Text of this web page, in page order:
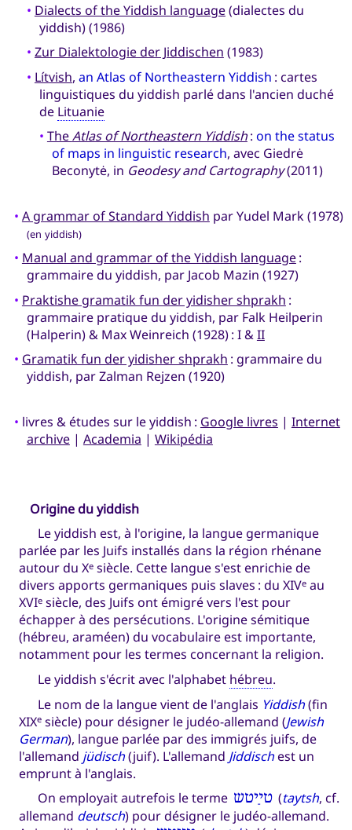
• Dialects of the Yiddish language(dialectes du
yiddish) (1986)
• Zur Dialektologie der Jiddischen (1983)
• Lítvish, an Atlas of Northeastern Yiddish : cartes
linguistiques du yiddish parlé dans l'ancien duché
de Lituanie
• TheAtlas of Northeastern Yiddish: on the status
of maps in linguistic research, avec Giedrė
Beconytė, in Geodesy and Cartography(2011)
• A grammar of Standard Yiddish par Yudel Mark (1978)
(en yiddish)
• Manual and grammar of the Yiddish language:
grammaire du yiddish, par Jacob Mazin (1927)
• Praktishe gramatik fun der yidisher shprakh :
grammaire pratique du yiddish, par Falk Heilperin
(Halperin) & Max Weinreich (1928) : I &II
• Gramatik fun der yidisher shprakh : grammaire du
yiddish, par Zalman Rejzen (1920)
• livres & études sur le yiddish : Google livres | Internet
archive| Academia | Wikipédia
Origine du yiddish
Le yiddish est, à l'origine, la langue germanique
parlée par les Juifs installés dans la région rhénane
autour du Xe siècle. Cette langue s'est enrichie de
divers apports germaniques puis slaves : du XIVe au
XVIe siècle, des Juifs ont émigré vers l'est pour
échapper à des persécutions. L'origine sémitique
(hébreu, araméen) du vocabulaire est importante,
notamment pour les termes concernant la religion.
Le yiddish s'écrit avec l'alphabet hébreu.
Le nom de la langue vient de l'anglais Yiddish(fin
XIXe siècle) pour désigner le judéo-allemand (Jewish
German), langue parlée par des immigrés juifs, de
l'allemand jüdisch(juif). L'allemand Jiddischest un
emprunt à l'anglais.
On employait autrefois le terme טײַטש (taytsh, cf.
allemand deutsch) pour désigner le judéo-allemand.